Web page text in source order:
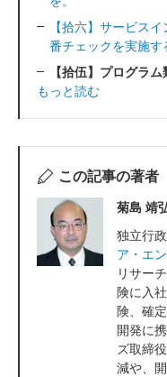
【拾六】サービス
番チェックを実施す
【拾伍】プログラ
もっと読む
この記事の著者
菊島 靖
独立行
ア・エ
リサー
険に入
険、確
開発に
ズ取締
減や、